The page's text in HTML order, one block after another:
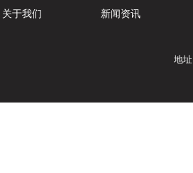
关于我们 新闻资讯
地